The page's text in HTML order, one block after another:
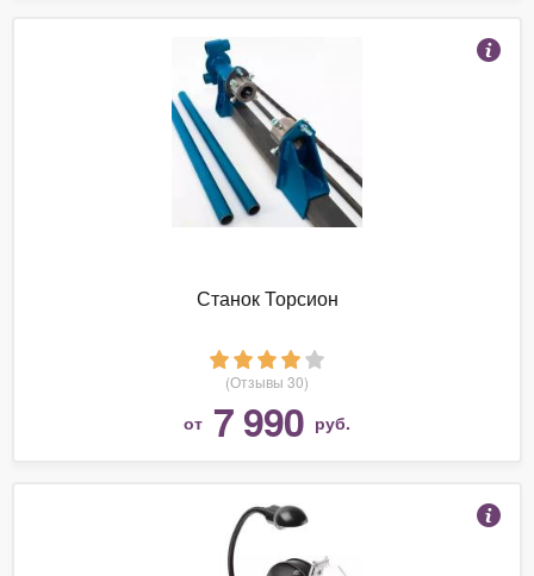
Станок Торсион
(Отзывы 30)
от 7 990 руб.